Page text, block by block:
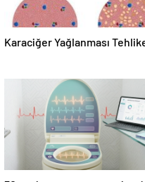
Karaciğer Yağlanması